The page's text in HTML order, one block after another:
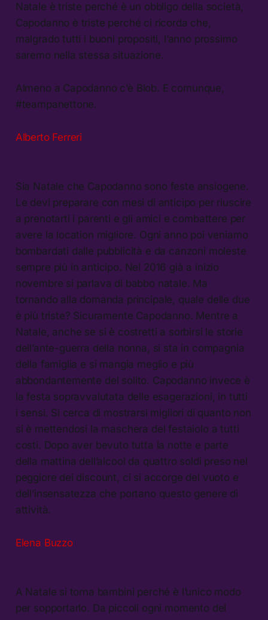
Natale è triste perché è un obbligo della società,
Capodanno è triste perché ci ricorda che,
malgrado tutti i buoni propositi, l’anno prossimo
saremo nella stessa situazione.
Almeno a Capodanno c’è Blob. E comunque,
#teampanettone.
Alberto Ferreri
Sia Natale che Capodanno sono feste ansiogene.
Le devi preparare con mesi di anticipo per riuscire
a prenotarti i parenti e gli amici e combattere per
avere la location migliore. Ogni anno poi veniamo
bombardati dalle pubblicità e da canzoni moleste
sempre più in anticipo. Nel 2016 già a inizio
novembre si parlava di babbo natale. Ma
tornando alla domanda principale, quale delle due
è più triste? Sicuramente Capodanno. Mentre a
Natale, anche se si è costretti a sorbirsi le storie
dell’ante-guerra della nonna, si sta in compagnia
della famiglia e si mangia meglio e più
abbondantemente del solito. Capodanno invece è
la festa sopravvalutata delle esagerazioni, in tutti
i sensi. Si cerca di mostrarsi migliori di quanto non
si è mettendosi la maschera del festaiolo a tutti
costi. Dopo aver bevuto tutta la notte e parte
della mattina dell’alcool da quattro soldi preso nel
peggiore dei discount, ci si accorge del vuoto e
dell’insensatezza che portano questo genere di
attività.
Elena Buzzo
A Natale si torna bambini perché è l’unico modo
per sopportarlo. Da piccoli ogni momento del